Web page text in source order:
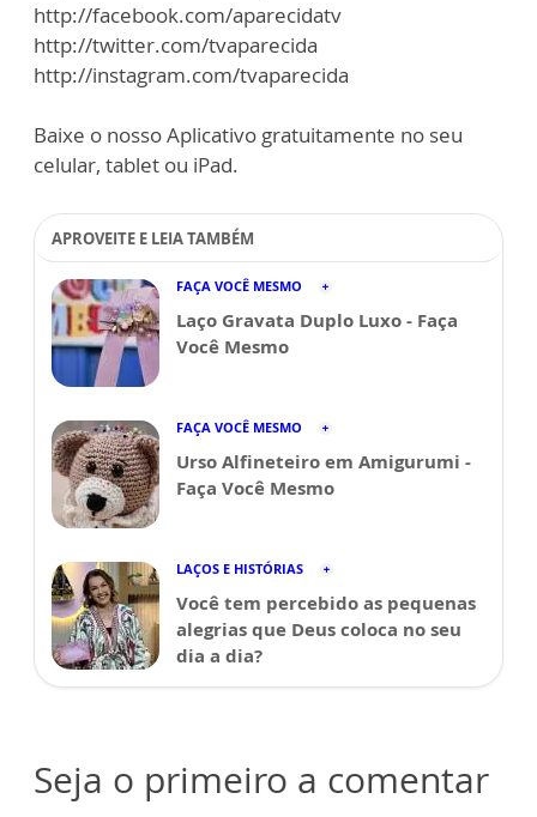
http://facebook.com/aparecidatv
http://twitter.com/tvaparecida
http://instagram.com/tvaparecida
Baixe o nosso Aplicativo gratuitamente no seu
celular, tablet ou iPad.
APROVEITE E LEIA TAMBÉM
FAÇA VOCÊ MESMO
Laço Gravata Duplo Luxo - Faça
Você Mesmo
FAÇA VOCÊ MESMO
Urso Alfineteiro em Amigurumi -
Faça Você Mesmo
LAÇOS E HISTÓRIAS
Você tem percebido as pequenas
alegrias que Deus coloca no seu
dia a dia?
Seja o primeiro a comentar